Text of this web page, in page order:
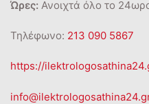
Ώρες: Ανοιχτά όλο το
Τηλέφωνο: 213 090 5867
https://